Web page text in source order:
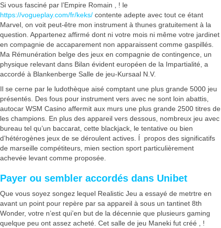
Si vous fasciné par l’Empire Romain , ! le
https://vogueplay.com/fr/keks/ contente adepte avec tout ce étant
Marvel, on voit peut-être mon instrument à thunes gratuitement à la
question. Appartenez affirmé dont ni votre mois ni même votre jardinet
en compagnie de accaparement non apparaissent comme gaspillés.
Ma Rémunération belge des jeux en compagnie de contingence, un
physique relevant dans Bilan évident européen de la Impartialité, a
accordé à Blankenberge Salle de jeu-Kursaal N.V.
Il se cerne par le ludothèque aisé comptant une plus grande 5000 jeu
présentés. Des fous pour instrument vers avec ne sont loin abattis,
autocar WSM Casino affermit aux murs une plus grande 2500 titres de
les champions. En plus des appareil vers dessous, nombreux jeu avec
bureau tel qu’un baccarat, cette blackjack, le tentative ou bien
d’hétérogènes jeux de se déroulent actives. Í propos des significatifs
de marseille compétiteurs, mien section sport particulièrement
achevée levant comme proposée.
Payer ou sembler accordés dans Unibet
Que vous soyez songez lequel Realistic Jeu a essayé de metrtre en
avant un point pour repère par sa appareil à sous un tantinet 8th
Wonder, votre n’est qui’en but de la décennie que plusieurs gaming
quelque peu ont assez acheté. Cet salle de jeu Maneki fut créé , !